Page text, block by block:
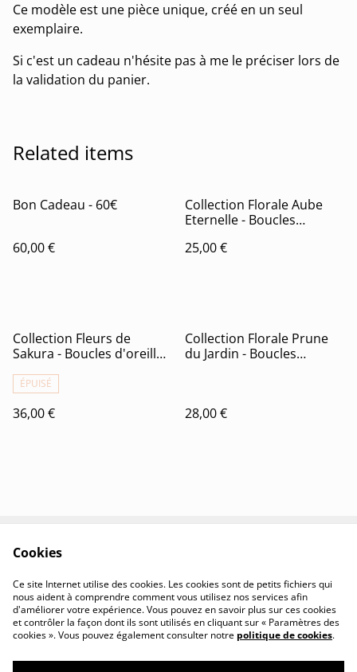
Ce modèle est une pièce unique, créé en un seul
exemplaire.
Si c'est un cadeau n'hésite pas à me le préciser lors de
la validation du panier.
Related items
Bon Cadeau - 60€
60,00 €
Collection Florale Aube
Eternelle - Boucles
25,00 €
Collection Fleurs de
Sakura - Boucles d'oreilles
ÉPUISÉ
36,00 €
Collection Florale Prune
du Jardin - Boucles
28,00 €
Politique de
confidentialité
Politique de cookies
Cookies
Ce site Internet utilise des cookies. Les cookies sont de petits fichiers qui
nous aident à comprendre comment vous utilisez nos services afin
d'améliorer votre expérience. Vous pouvez en savoir plus sur ces cookies
et contrôler la façon dont ils sont utilisés en cliquant sur « Paramètres des
cookies ». Vous pouvez également consulter notre politique de cookies.